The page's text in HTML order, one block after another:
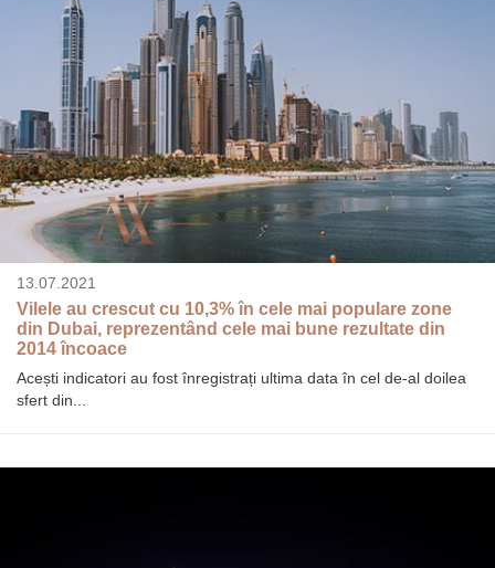
13.07.2021
Vilele au crescut cu 10,3% în cele mai populare zone
din Dubai, reprezentând cele mai bune rezultate din
2014 încoace
Acești indicatori au fost înregistrați ultima data în cel de-al doilea
sfert din...